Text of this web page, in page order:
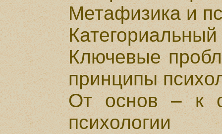
Метафизика и
Ключевые
принципы
От основ – к
психологии